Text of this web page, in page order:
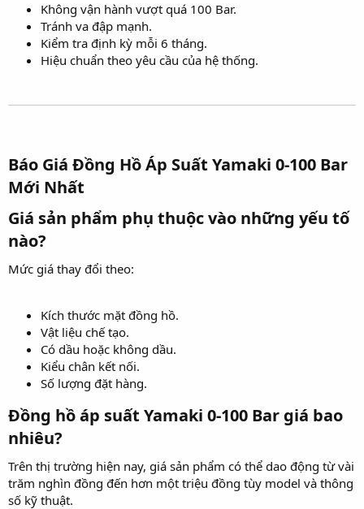
Không vận hành vượt quá 100 Bar.
Tránh va đập mạnh.
Kiểm tra định kỳ mỗi 6 tháng.
Hiệu chuẩn theo yêu cầu của hệ thống.
Báo Giá Đồng Hồ Áp Suất Yamaki 0-100 Bar
Mới Nhất​
Giá sản phẩm phụ thuộc vào những yếu tố
nào?​
Mức giá thay đổi theo:
Kích thước mặt đồng hồ.
Vật liệu chế tạo.
Có dầu hoặc không dầu.
Kiểu chân kết nối.
Số lượng đặt hàng.
Đồng hồ áp suất Yamaki 0-100 Bar giá bao
nhiêu?​
Trên thị trường hiện nay, giá sản phẩm có thể dao động từ vài
trăm nghìn đồng đến hơn một triệu đồng tùy model và thông
số kỹ thuật.